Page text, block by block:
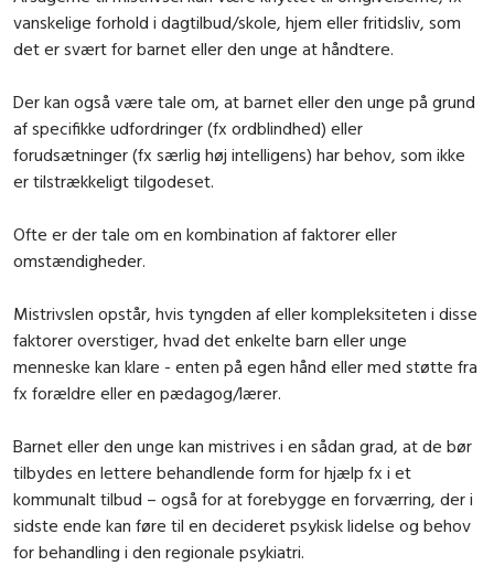
vanskelige forhold i dagtilbud/skole, hjem eller fritidsliv, som
det er svært for barnet eller den unge at håndtere.
Der kan også være tale om, at barnet eller den unge på grund
af specifikke udfordringer (fx ordblindhed) eller
forudsætninger (fx særlig høj intelligens) har behov, som ikke
er tilstrækkeligt tilgodeset.
Ofte er der tale om en kombination af faktorer eller
omstændigheder.
Mistrivslen opstår, hvis tyngden af eller kompleksiteten i disse
faktorer overstiger, hvad det enkelte barn eller unge
menneske kan klare - enten på egen hånd eller med støtte fra
fx forældre eller en pædagog/lærer.
Barnet eller den unge kan mistrives i en sådan grad, at de bør
tilbydes en lettere behandlende form for hjælp fx i et
kommunalt tilbud – også for at forebygge en forværring, der i
sidste ende kan føre til en decideret psykisk lidelse og behov
for behandling i den regionale psykiatri.